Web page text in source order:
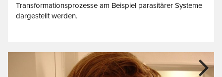
Transformationsprozesse am Beispiel parasitärer Systeme
dargestellt werden.